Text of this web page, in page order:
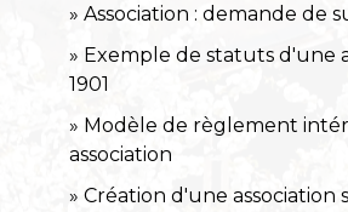
Association : demande de
Exemple de statuts d'une
1901
Modèle de règlement
association
Création d'une association